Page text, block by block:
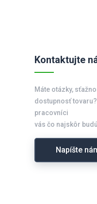
Kontaktujte
Máte otázky,
dostupnosť
pracovníci
vás čo najskôr
Napíšte